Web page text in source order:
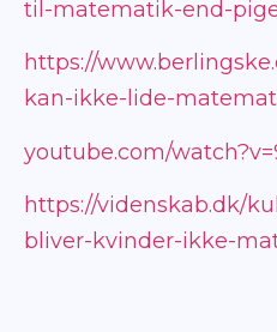
til-matematik-end-
https://
kan-ikke-lide-
youtube.com/
https://videnskab.dk/
bliver-kvinder-ikke-